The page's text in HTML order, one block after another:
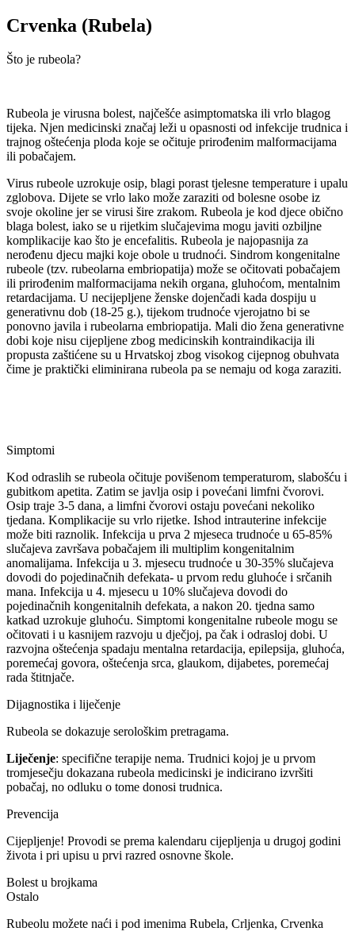
Crvenka (Rubela)
Što je rubeola?
Rubeola je virusna bolest, najčešće asimptomatska ili vrlo blagog
tijeka. Njen medicinski značaj leži u opasnosti od infekcije trudnica i
trajnog oštećenja ploda koje se očituje prirođenim malformacijama
ili pobačajem.
Virus rubeole uzrokuje osip, blagi porast tjelesne temperature i upalu
zglobova. Dijete se vrlo lako može zaraziti od bolesne osobe iz
svoje okoline jer se virusi šire zrakom. Rubeola je kod djece obično
blaga bolest, iako se u rijetkim slučajevima mogu javiti ozbiljne
komplikacije kao što je encefalitis. Rubeola je najopasnija za
nerođenu djecu majki koje obole u trudnoći. Sindrom kongenitalne
rubeole (tzv. rubeolarna embriopatija) može se očitovati pobačajem
ili prirođenim malformacijama nekih organa, gluhoćom, mentalnim
retardacijama. U necijepljene ženske dojenčadi kada dospiju u
generativnu dob (18-25 g.), tijekom trudnoće vjerojatno bi se
ponovno javila i rubeolarna embriopatija. Mali dio žena generativne
dobi koje nisu cijepljene zbog medicinskih kontraindikacija ili
propusta zaštićene su u Hrvatskoj zbog visokog cijepnog obuhvata
čime je praktički eliminirana rubeola pa se nemaju od koga zaraziti.
Simptomi
Kod odraslih se rubeola očituje povišenom temperaturom, slabošću i
gubitkom apetita. Zatim se javlja osip i povećani limfni čvorovi.
Osip traje 3-5 dana, a limfni čvorovi ostaju povećani nekoliko
tjedana. Komplikacije su vrlo rijetke. Ishod intrauterine infekcije
može biti raznolik. Infekcija u prva 2 mjeseca trudnoće u 65-85%
slučajeva završava pobačajem ili multiplim kongenitalnim
anomalijama. Infekcija u 3. mjesecu trudnoće u 30-35% slučajeva
dovodi do pojedinačnih defekata- u prvom redu gluhoće i srčanih
mana. Infekcija u 4. mjesecu u 10% slučajeva dovodi do
pojedinačnih kongenitalnih defekata, a nakon 20. tjedna samo
katkad uzrokuje gluhoću. Simptomi kongenitalne rubeole mogu se
očitovati i u kasnijem razvoju u dječjoj, pa čak i odrasloj dobi. U
razvojna oštećenja spadaju mentalna retardacija, epilepsija, gluhoća,
poremećaj govora, oštećenja srca, glaukom, dijabetes, poremećaj
rada štitnjače.
Dijagnostika i liječenje
Rubeola se dokazuje serološkim pretragama.
Liječenje: specifične terapije nema. Trudnici kojoj je u prvom
tromjesečju dokazana rubeola medicinski je indicirano izvršiti
pobačaj, no odluku o tome donosi trudnica.
Prevencija
Cijepljenje! Provodi se prema kalendaru cijepljenja u drugoj godini
života i pri upisu u prvi razred osnovne škole.
Bolest u brojkama
Ostalo
Rubeolu možete naći i pod imenima Rubela, Crljenka, Crvenka